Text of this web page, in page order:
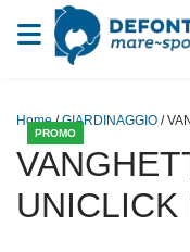
Vai al contenuto
PROMO
Home/GIARDINAGGIO /
UNICLICK